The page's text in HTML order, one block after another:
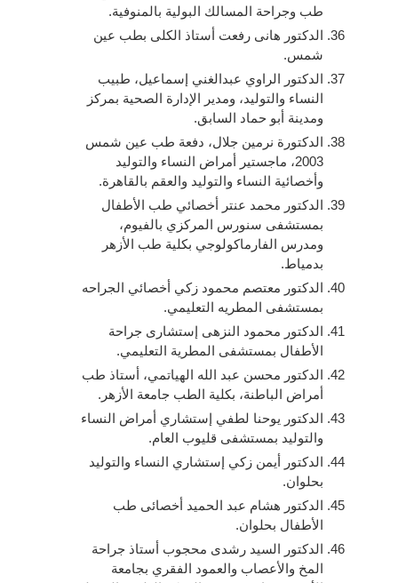
طب وجراحة المسالك البولية بالمنوفية.
الدكتور هانى رفعت أستاذ الكلى بطب عين
شمس.
الدكتور الراوي عبدالغني إسماعيل، طبيب
النساء والتوليد، ومدير الإدارة الصحية بمركز
ومدينة أبو حماد السابق.
الدكتورة نرمين جلال، دفعة طب عين شمس
2003، ماجستير أمراض النساء والتوليد
وأخصائية النساء والتوليد والعقم بالقاهرة.
الدكتور محمد عنتر أخصائي طب الأطفال
بمستشفى سنورس المركزي بالفيوم،
ومدرس الفارماكولوجي بكلية طب الأزهر
بدمياط.
الدكتور معتصم محمود زكي أخصائي الجراحه
بمستشفى المطريه التعليمي.
الدكتور محمود النزهى إستشارى جراحة
الأطفال بمستشفى المطرية التعليمي.
الدكتور محسن عبد الله الهياتمي، أستاذ طب
أمراض الباطنة، بكلية الطب جامعة الأزهر.
الدكتور يوحنا لطفي إستشاري أمراض النساء
والتوليد بمستشفى قليوب العام.
الدكتور أيمن زكي إستشاري النساء والتوليد
بحلوان.
الدكتور هشام عبد الحميد أخصائى طب
الأطفال بحلوان.
الدكتور السيد رشدى محجوب أستاذ جراحة
المخ والأعصاب والعمود الفقري بجامعة